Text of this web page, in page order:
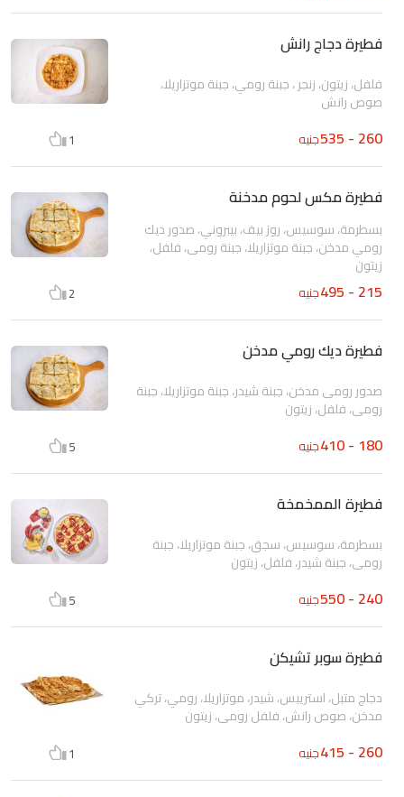
فطيرة دجاج رانش
فلفل، زيتون، زنجر ، جبنة رومي، جبنة موتزاريلا،
صوص رانش
260 - 535 جنيه 1
فطيرة مكس لحوم مدخنة
بسطرمة، سوسيس، روز بيف، بيبروني، صدور ديك
رومي مدخن، جبنة موتزاريلا، جبنة رومى، فلفل،
زيتون
215 - 495 جنيه 2
فطيرة ديك رومي مدخن
صدور رومى مدخن، جبنة شيدر، جبنة موتزاريلا، جبنة
رومى، فلفل، زيتون
180 - 410 جنيه 5
فطيرة الممخمخة
بسطرمة، سوسيس، سجق، جبنة موتزاريلا، جبنة
رومى، جبنة شيدر، فلفل، زيتون
240 - 550 جنيه 5
فطيرة سوبر تشيكن
دجاج متبل، استريبس، شيدر، موتزاريلا، رومي، تركي
مدخن، صوص رانش، فلفل رومي، زيتون
260 - 415 جنيه 1